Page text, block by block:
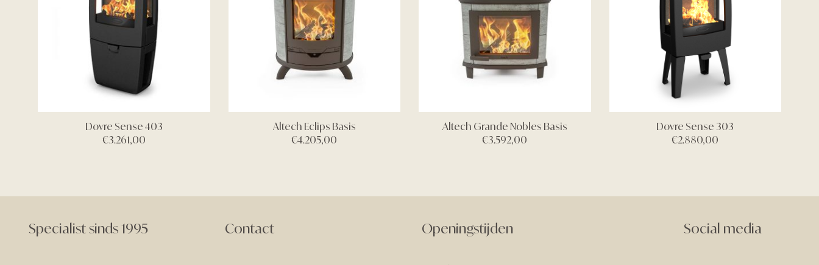
Dovre Sense 403
€3.261,00
Altech Eclips Basis
€4.205,00
Altech Grande Nobles Basis
€3.592,00
Dovre Sense 303
€2.880,00
Specialist sinds 1995 Contact Openingstijden Social media